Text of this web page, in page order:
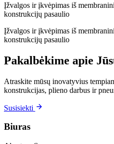
Įžvalgos ir įkvėpimas iš
konstrukcijų pasaulio
Įžvalgos ir įkvėpimas iš
konstrukcijų pasaulio
Pakalbėkime apie
Atraskite mūsų inovatyvius
konstrukcijas, plieno darbus ir
Susisiekti
Biuras